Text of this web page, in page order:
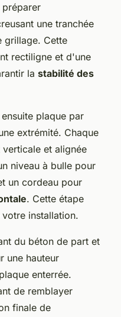
préparer
une tranchée
grillage. Cette
rectiligne et d'une
la stabilité des
plaque par
extrémité. Chaque
et alignée
niveau à bulle pour
un cordeau pour
. Cette étape
installation.
du béton de part et
une hauteur
enterrée.
de remblayer
finale de